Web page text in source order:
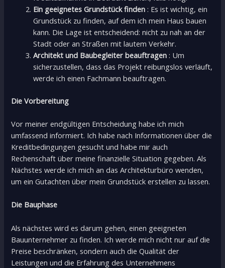
Ein geeignetes Grundstück finden: Es ist wichtig, ein
Grundstück zu finden, auf dem ich mein Haus bauen
kann. Die Lage ist entscheidend: nicht zu nah an der
Stadt oder an Straßen mit lautem Verkehr.
Architekt und Baubegleiter beauftragen: Um
sicherzustellen, dass das Projekt reibungslos verläuft,
werde ich einen Fachmann beauftragen.
Die Vorbereitung
Vor meiner endgültigen Entscheidung habe ich mich
umfassend informiert. Ich habe nach Informationen über die
Kreditbedingungen gesucht und habe mir auch
Rechenschaft über meine finanzielle Situation gegeben. Als
Nächstes werde ich mich an das Architekturbüro wenden,
um ein Gutachten über mein Grundstück erstellen zu lassen.
Die Bauphase
Als nächstes wird es darum gehen, einen geeigneten
Bauunternehmer zu finden. Ich werde mich nicht nur auf die
Preise beschränken, sondern auch die Qualität der
Leistungen und die Erfahrung des Unternehmens